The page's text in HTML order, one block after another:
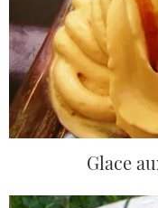
Glace